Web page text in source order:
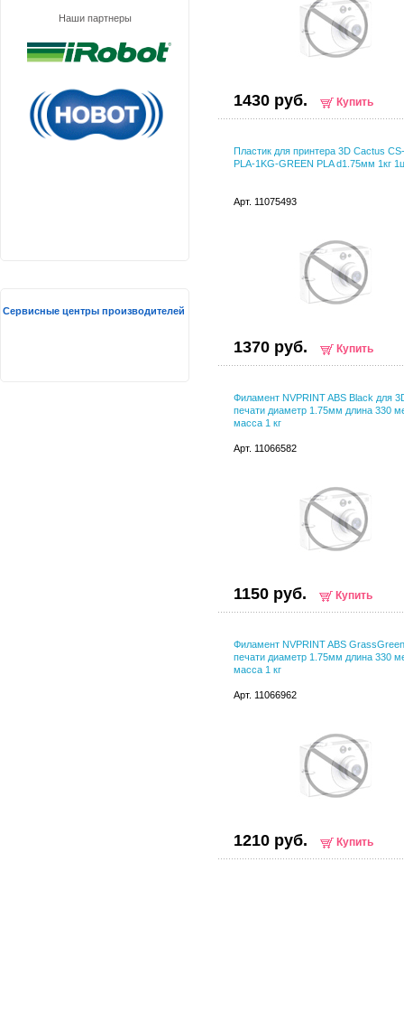
1430 руб. Купить
Пластик для принтера 3D Cactus
PLA-1KG-GREEN PLA d1.75мм 1кг
Арт. 11075493
1370 руб. Купить
Филамент NVPRINT ABS Black для
печати диаметр 1.75мм длина 330
масса 1 кг
Арт. 11066582
1150 руб. Купить
Филамент NVPRINT ABS
печати диаметр 1.75мм длина 330
масса 1 кг
Арт. 11066962
1210 руб. Купить
Наши партнеры
Сервисные центры производителей